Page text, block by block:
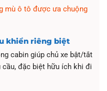
mù ô tô được ưa chuộng
khiển riêng biệt
cabin giúp chủ xe bật/tắt
đặc biệt hữu ích khi đi